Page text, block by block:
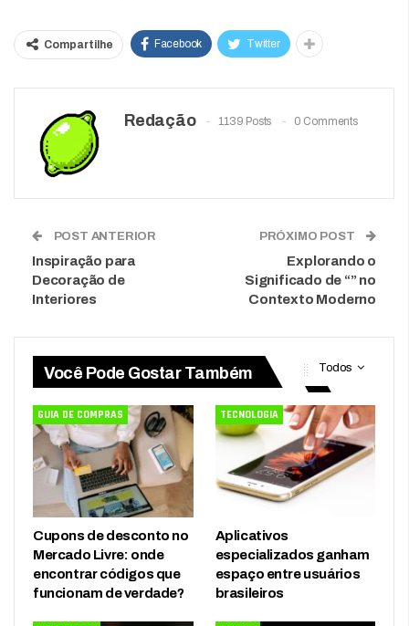
Compartilhe Facebook Twitter
Redação 1139 Posts 0 Comments
POST ANTERIOR
Inspiração para
Decoração de
Interiores
PRÓXIMO POST
Explorando o
Significado de “” no
Contexto Moderno
Todos
Você Pode Gostar Também
GUIA DE COMPRAS
Cupons de desconto no
Mercado Livre: onde
encontrar códigos que
funcionam de verdade?
TECNOLOGIA
Aplicativos
especializados ganham
espaço entre usuários
brasileiros